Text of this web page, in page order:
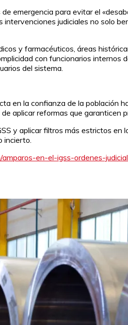
emergencia para evitar el
judiciales no solo
y farmacéuticos, áreas
con funcionarios
del sistema.
en la confianza de la
aplicar reformas que
y aplicar filtros más estrictos
incierto.
en-el-igss-ordenes-